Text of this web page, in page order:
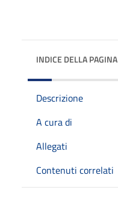
INDICE DELLA PAGINA
Descrizione
A cura di
Allegati
Contenuti correlati